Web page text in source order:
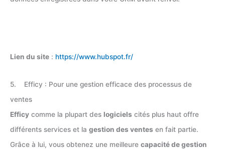
Lien du site : https://www.hubspot.fr/
5. Efficy : Pour une gestion efficace des processus de
ventes
Efficy comme la plupart des logiciels cités plus haut offre
différents services et la gestion des ventes en fait partie.
Grâce à lui, vous obtenez une meilleure capacité de gestion